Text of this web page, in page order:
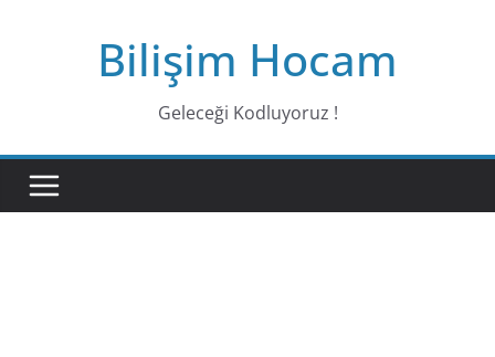
Bilişim Hocam
Geleceği Kodluyoruz !